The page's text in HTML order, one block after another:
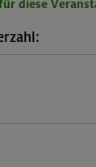
diese